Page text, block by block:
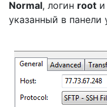
Normal, логин root
указанный в панели